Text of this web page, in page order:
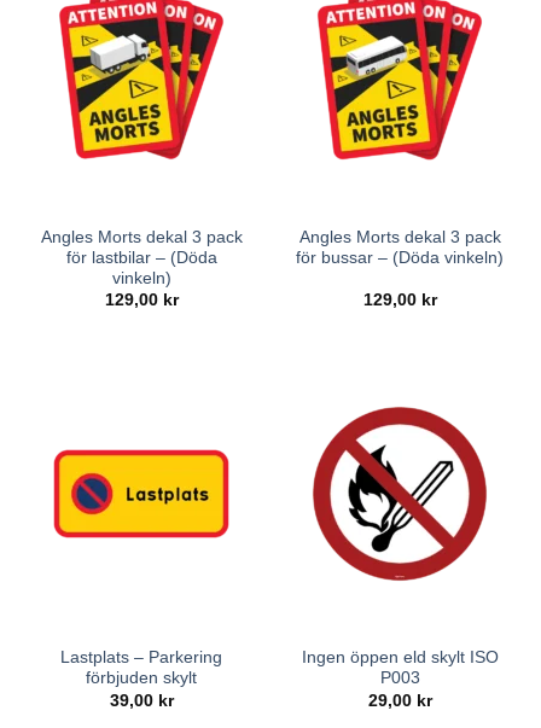
Angles Morts dekal 3 pack
för lastbilar – (Döda
vinkeln)
129,00 kr
Angles Morts dekal 3 pack
för bussar – (Döda vinkeln)
129,00 kr
Lastplats – Parkering
förbjuden skylt
39,00 kr
Ingen öppen eld skylt ISO
P003
29,00 kr